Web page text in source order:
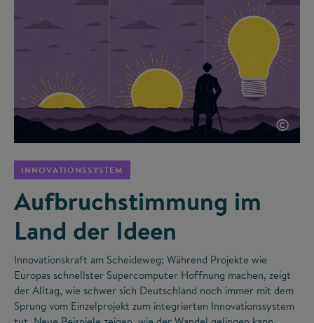
©
INNOVATIONSSYSTEM
Aufbruchstimmung im
Land der Ideen
Innovationskraft am Scheideweg: Während Projekte wie
Europas schnellster Supercomputer Hoffnung machen, zeigt
der Alltag, wie schwer sich Deutschland noch immer mit dem
Sprung vom Einzelprojekt zum integrierten Innovationssystem